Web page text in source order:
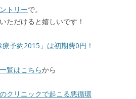
トリーで。
ただけると嬉しいです！
予約2015」は初期費0円！
覧はこちらから
クリニックで起こる悪循環